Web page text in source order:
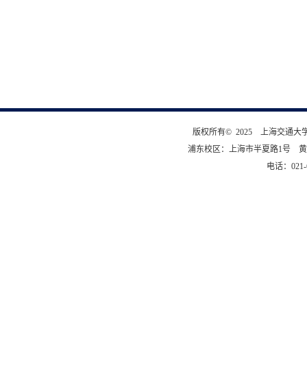
版权所有© 2025 上海交通大
浦东校区：上海市半夏路1号
电话：